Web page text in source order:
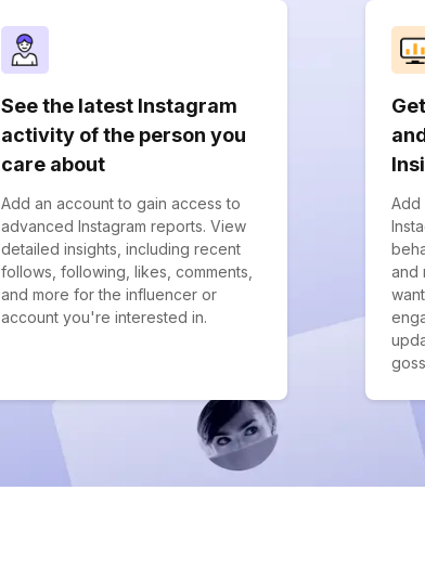
See the latest Instagram
activity of the person you
care about
Add an account to gain access to
advanced Instagram reports. View
detailed insights, including recent
follows, following, likes, comments,
and more for the influencer or
account you're interested in.
Add
and